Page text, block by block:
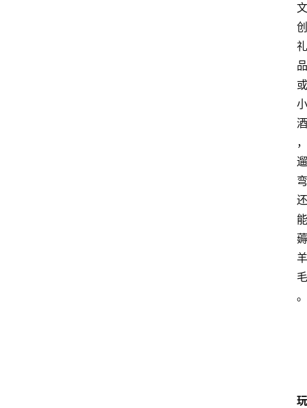
文
创
礼
品
或
小
酒
，
遛
弯
还
能
薅
羊
毛
。
玩